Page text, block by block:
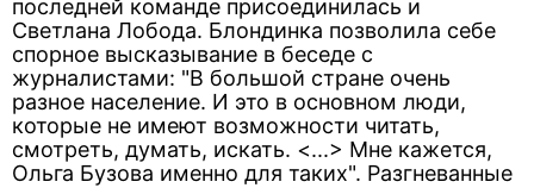
последней команде присоединилась и
Светлана Лобода. Блондинка позволила себе
спорное высказывание в беседе с
журналистами: "В большой стране очень
разное население. И это в основном люди,
которые не имеют возможности читать,
смотреть, думать, искать. <...> Мне кажется,
Ольга Бузова именно для таких". Разгневанные